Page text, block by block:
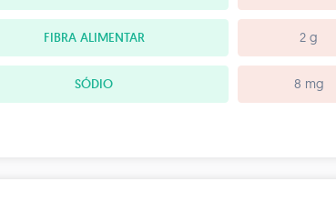
FIBRA ALIMENTAR 2 g
SÓDIO 8 mg